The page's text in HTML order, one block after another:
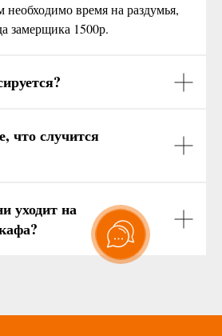
необходимо время на раздумья,
замерщика 1500р.
что случится
уходит на